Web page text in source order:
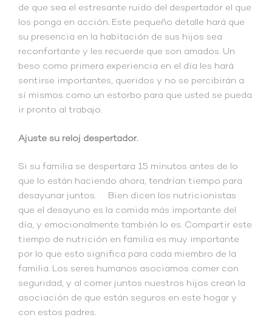
de que sea el estresante ruido del despertador el que
los ponga en acción. Este pequeño detalle hará que
su presencia en la habitación de sus hijos sea
reconfortante y les recuerde que son amados. Un
beso como primera experiencia en el día les hará
sentirse importantes, queridos y no se percibirán a
sí mismos como un estorbo para que usted se pueda
ir pronto al trabajo.
Ajuste su reloj despertador.
Si su familia se despertara 15 minutos antes de lo
que lo están haciendo ahora, tendrían tiempo para
desayunar juntos. Bien dicen los nutricionistas
que el desayuno es la comida más importante del
día, y emocionalmente también lo es. Compartir este
tiempo de nutrición en familia es muy importante
por lo que esto significa para cada miembro de la
familia. Los seres humanos asociamos comer con
seguridad, y al comer juntos nuestros hijos crean la
asociación de que están seguros en este hogar y
con estos padres.